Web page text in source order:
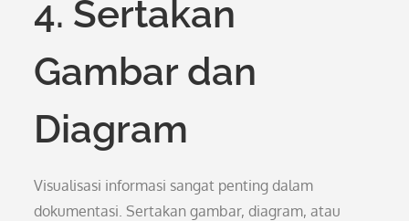
4. Sertakan
Gambar dan
Diagram
Visualisasi informasi sangat penting dalam
dokumentasi. Sertakan gambar, diagram, atau